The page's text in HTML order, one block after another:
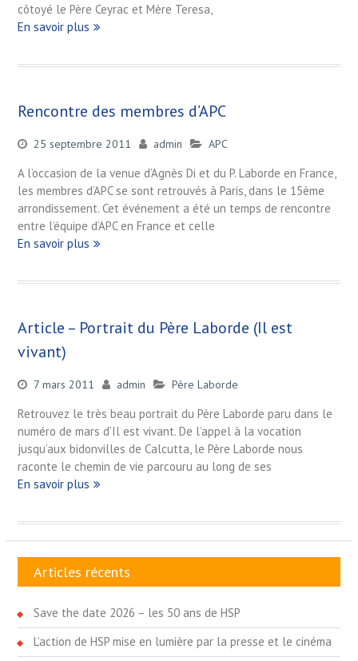
côtoyé le Père Ceyrac et Mère Teresa,
En savoir plus
Rencontre des membres d’APC
25 septembre 2011 admin APC
A l’occasion de la venue d’Agnès Di et du P. Laborde en France,
les membres d’APC se sont retrouvés à Paris, dans le 15ème
arrondissement. Cet événement a été un temps de rencontre
entre l’équipe d’APC en France et celle
En savoir plus
Article – Portrait du Père Laborde (Il est
vivant)
7 mars 2011 admin Père Laborde
Retrouvez le très beau portrait du Père Laborde paru dans le
numéro de mars d’Il est vivant. De l’appel à la vocation
jusqu’aux bidonvilles de Calcutta, le Père Laborde nous
raconte le chemin de vie parcouru au long de ses
En savoir plus
Articles récents
Save the date 2026 – les 50 ans de HSP
L’action de HSP mise en lumière par la presse et le cinéma